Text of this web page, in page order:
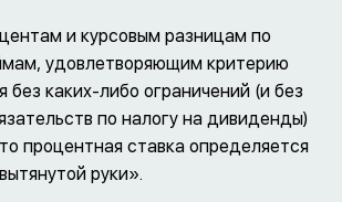
и курсовым разницам по
удовлетворяющим критерию
без каких-либо ограничений (и без
по налогу на дивиденды)
процентная ставка определяется
руки».